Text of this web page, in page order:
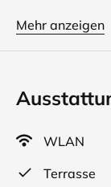
Das Haus
Entspannen
Für Erholung
Sauna,
Terrasse mit
Mehr anzeigen
WLAN
Terrasse